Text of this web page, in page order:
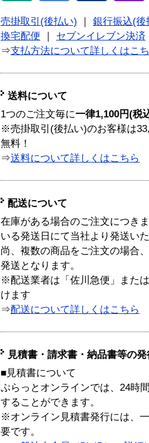
売掛取引(後払い)
銀行振込(後
換宅配便
セブンイレブン決済
⇒支払方法について詳しくはこ
送料について
1つのご注文毎に一律1,100円(税
※売掛取引(後払い)のお客様は
無料！
⇒送料について詳しくはこちら
配送について
在庫がある場合のご注文につき
いる発送日にて当社より発送い
尚、複数の商品をご注文の場合
発送となります。
※配送業者は「佐川急便」また
けます
⇒配送について詳しくはこちら
見積書・請求書・納品書等の
■見積書について
ぷらっとオンラインでは、24時
することができます。
※オンライン見積書発行には、
要です。